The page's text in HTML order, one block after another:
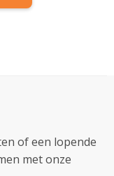
of een lopende
met onze